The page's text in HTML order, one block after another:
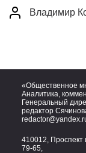
Владимир
«Общественное
Аналитика,
Генеральный
редактор
410012,
79-65,